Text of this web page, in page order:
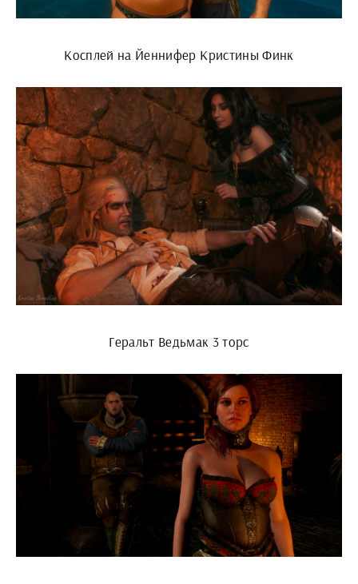
Косплей на Йеннифер Кристины Финк
Геральт Ведьмак 3 торс